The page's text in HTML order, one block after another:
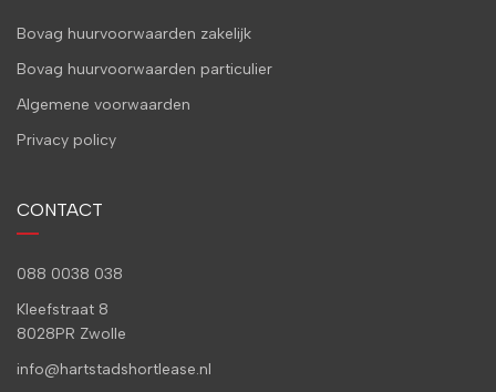
Bovag huurvoorwaarden zakelijk
Bovag huurvoorwaarden particulier
Algemene voorwaarden
Privacy policy
CONTACT
088 0038 038
Kleefstraat 8
8028PR Zwolle
info@hartstadshortlease.nl